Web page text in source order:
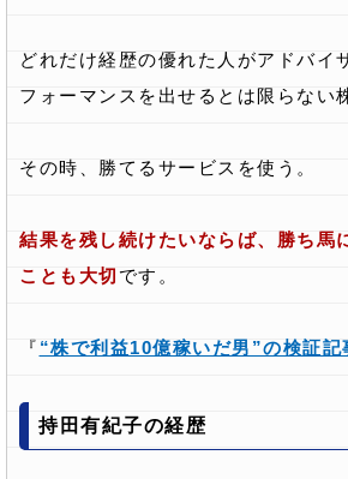
どれだけ経歴の優れた人がアドバイ
フォーマンスを出せるとは限らない
その時、勝てるサービスを使う。
結果を残し続けたいならば、勝ち馬
ことも大切 です。
『 “株で利益10億稼いだ男”の検証記
持田有紀子の経歴